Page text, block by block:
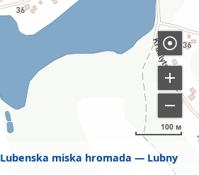
Lubenska miska hromada Lubny
100 м